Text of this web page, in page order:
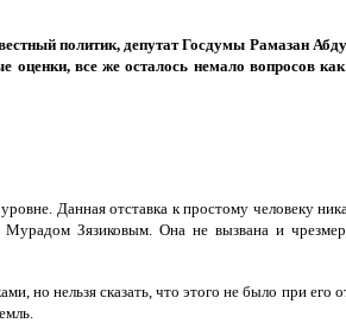
политик, депутат Госдумы Рамазан
все же осталось немало вопросов
Данная отставка к простому человеку
Зязиковым. Она не вызвана и
но нельзя сказать, что этого не было при